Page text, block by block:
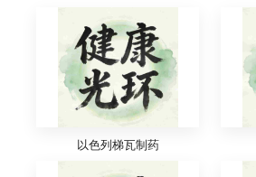
以色列梯瓦制药